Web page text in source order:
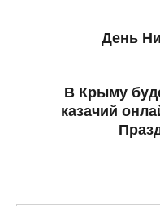
День
В Крыму
казачий